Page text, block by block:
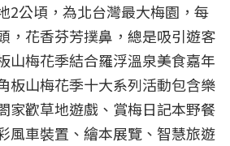
2公頃，為北台灣最大梅園，每
，花香芬芳撲鼻，總是吸引遊客
山梅花季結合羅浮溫泉美食嘉年
板山梅花季十大系列活動包含樂
家歡草地遊戲、賞梅日記本野餐
風車裝置、繪本展覽、智慧旅遊